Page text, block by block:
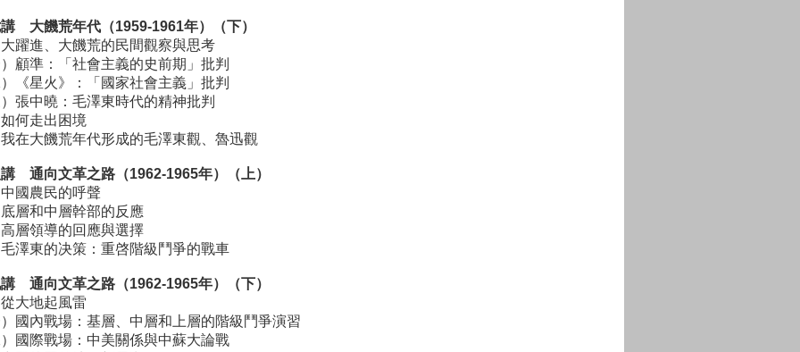
大饑荒年代（1959-1961年）（下）
躍進、大饑荒的民間觀察與思考
顧準：「社會主義的史前期」批判
《星火》：「國家社會主義」批判
張中曉：毛澤東時代的精神批判
何走出困境
在大饑荒年代形成的毛澤東觀、魯迅觀
通向文革之路（1962-1965年）（上）
國農民的呼聲
層和中層幹部的反應
層領導的回應與選擇
澤東的决策：重啓階級鬥爭的戰車
通向文革之路（1962-1965年）（下）
大地起風雷
國內戰場：基層、中層和上層的階級鬥爭演習
國際戰場：中美關係與中蘇大論戰